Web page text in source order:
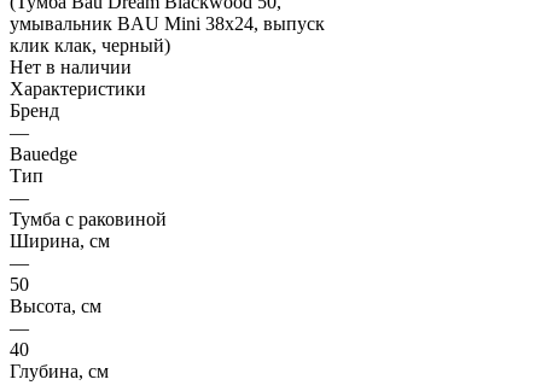
Нет в наличии
Характеристики
Бренд
—
Bauedge
Тип
—
Тумба с раковиной
Ширина, см
—
50
Высота, см
—
40
Глубина, см